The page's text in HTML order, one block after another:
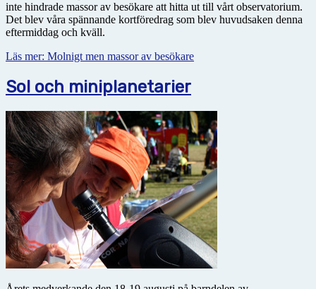
inte hindrade massor av besökare att hitta ut till vårt observatorium.
Det blev våra spännande kortföredrag som blev huvudsaken denna
eftermiddag och kväll.
Läs mer: Molnigt men massor av besökare
Sol och miniplanetarier